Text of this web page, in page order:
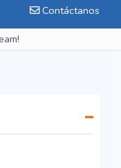
Contáctanos